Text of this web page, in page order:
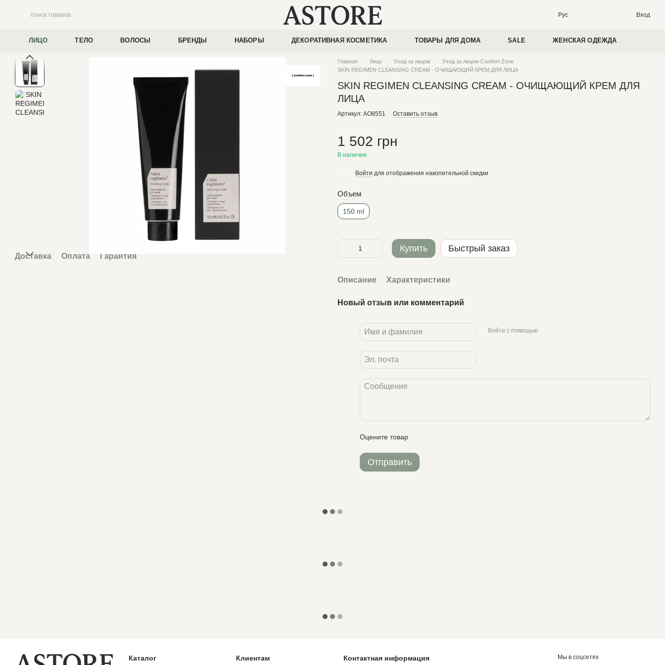
Рус Вход
ЛИЦО ТЕЛО ВОЛОСЫ БРЕНДЫ НАБОРЫ ДЕКОРАТИВНАЯ КОСМЕТИКА ТОВАРЫ ДЛЯ ДОМА SALE ЖЕНСКАЯ ОДЕЖДА
Доставка Оплата Гарантия
Главная Лицо Уход за лицом
Уход за лицом Comfort Zone
SKIN REGIMEN CLEANSING CREAM - ОЧИЩАЮЩИЙ КРЕМ ДЛЯ ЛИЦА
SKIN REGIMEN CLEANSING CREAM - ОЧИЩАЮЩИЙ КРЕМ ДЛЯ
ЛИЦА
Артикул: AO8551 Оставить отзыв
1 502 грн
В наличии
Войти для отображения накопительной скидки
Объем
150 ml
Купить Быстрый заказ
Описание Характеристики
Новый отзыв или комментарий
Войти с помощью
Оцените товар
Отправить
Каталог Клиентам Контактная информация Мы в соцсетях